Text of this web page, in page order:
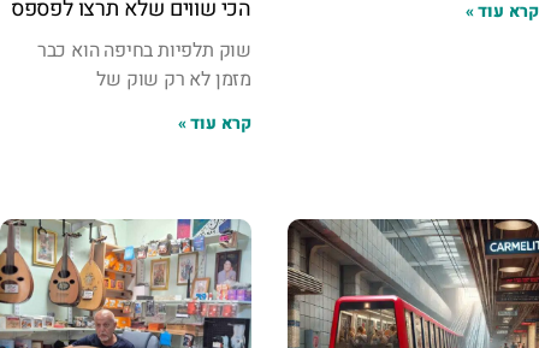
קרא עוד »
הכי שווים שלא תרצו לפספס
שוק תלפיות בחיפה הוא כבר
מזמן לא רק שוק של
קרא עוד »